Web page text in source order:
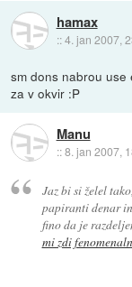
hamax
::4. jan 2007,
sm dons nabrou use
za v okvir :P
Manu
::8. jan 2007,
Jaz bi si želel
papiranti denar
fino da je
mi zdi